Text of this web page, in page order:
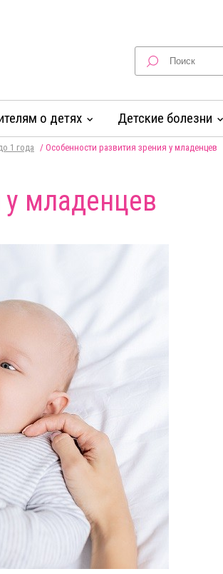
о детях Детские болезни
1 года / Особенности развития зрения у младенцев
у младенцев